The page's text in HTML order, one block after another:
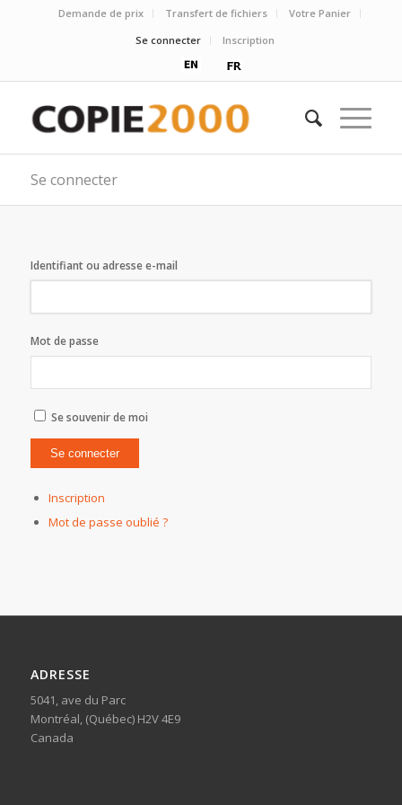
Demande de prix Transfert de fichiers
Votre Panier
Se connecter
Inscription
Se connecter
Identifiant ou adresse e-mail
Mot de passe
Se souvenir de moi
Inscription
Mot de passe oublié ?
ADRESSE
5041, ave du Parc
Montréal, (Québec) H2V 4E9
Canada